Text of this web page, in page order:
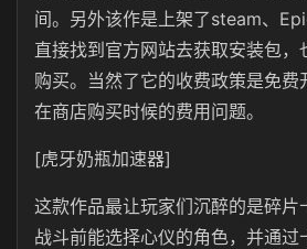
间。另外该作是上架了steam、
直接找到官方网站去获取安装包，
购买。当然了它的收费政策是免费
在商店购买时候的费用问题。
[虎牙奶瓶加速器]
这款作品最让玩家们沉醉的是碎片
战斗前能选择心仪的角色，并通过